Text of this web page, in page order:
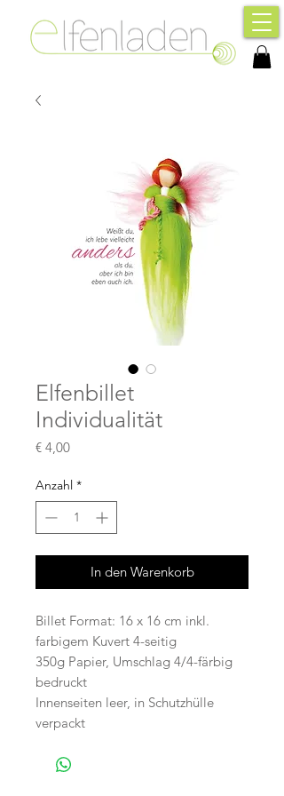
Elfenbillet
Individualität
€ 4,00Preis
Anzahl *
In den Warenkorb
Billet Format: 16 x 16 cm inkl.
farbigem Kuvert 4-seitig
350g Papier, Umschlag 4/4-färbig
bedruckt
Innenseiten leer, in Schutzhülle
verpackt